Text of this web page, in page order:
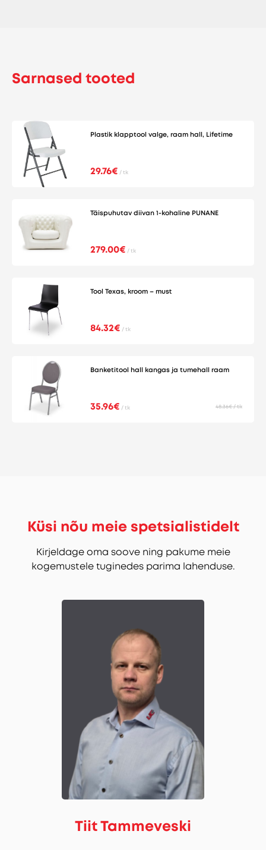
Sarnased tooted
Plastik klapptool valge, raam hall, Lifetime
29.76€ / tk
Täispuhutav diivan 1-kohaline PUNANE
279.00€ / tk
Tool Texas, kroom – must
84.32€ / tk
Banketitool hall kangas ja tumehall raam
35.96€ / tk 48.36€ / tk
Küsi nõu meie spetsialistidelt
Kirjeldage oma soove ning pakume meie
kogemustele tuginedes parima lahenduse.
Tiit Tammeveski